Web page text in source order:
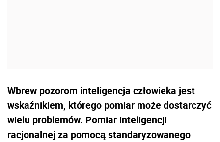
Wbrew pozorom inteligencja człowieka jest
wskaźnikiem, którego pomiar może dostarczyć
wielu problemów. Pomiar inteligencji
racjonalnej za pomocą standaryzowanego